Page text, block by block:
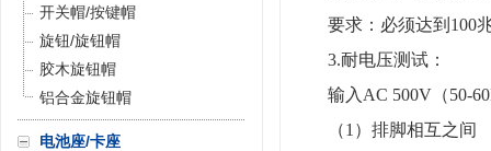
开关帽/按键帽
旋钮/旋钮帽
胶木旋钮帽
铝合金旋钮帽
电池座/卡座
要求：必须达到100
3.耐电压测试：
输入AC 500V（50-
（1）排脚相互之间